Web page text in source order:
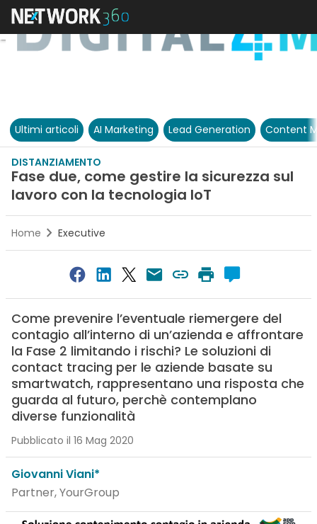
Ultimi articoli AI Marketing Lead Generation Content
DISTANZIAMENTO
Fase due, come gestire la sicurezza sul
lavoro con la tecnologia IoT
Home Executive
Come prevenire l’eventuale riemergere del
contagio all’interno di un’azienda e affrontare
la Fase 2 limitando i rischi? Le soluzioni di
contact tracing per le aziende basate su
smartwatch, rappresentano una risposta che
guarda al futuro, perchè contemplano
diverse funzionalità
Pubblicato il 16 Mag 2020
Giovanni Viani*
Partner, YourGroup